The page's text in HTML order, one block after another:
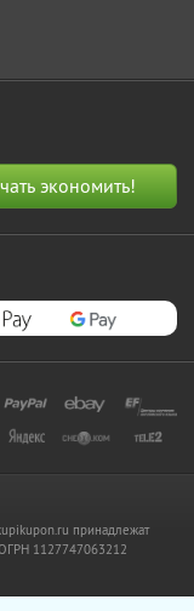
принадлежат
1127747063212